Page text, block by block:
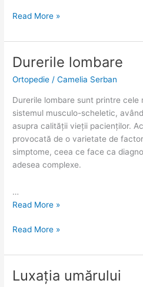
Read More »
Durerile lombare
Ortopedie /Camelia Serban
Durerile lombare sunt printre
sistemul musculo-scheletic,
asupra calității vieții pacienților.
provocată de o varietate de
simptome, ceea ce face ca
adesea complexe.
…
Durerile
Read More »
Durerile
Read More »
Luxația umărului
Luxația
Luxația